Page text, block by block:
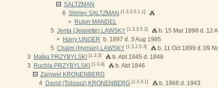
SALTZMAN
6 Shirley SALTZMAN [1.3.2.5.1.1]
+ Rubin MANDEL
5 Jenta (Jeanette) LAWSKY [1.3.2.5.2]
b. 15 Mar 1898 d. 12
+ Harry UNGER b. 1897 d. 3 Aug 1985
5 Chaim (Hyman) LAWSKY [1.3.2.5.3]
b. 11 Oct 1899 d. 09
3
Malka PRZYBYLSKI [1.3.3]
b. Abt 1845 d. 1848
3
Ruchla PRZYBYLSKI [1.3.4]
b. Abt 1846
Zajnwel KRONENBERG
4 David (Tobiasz) KRONENBERG [1.3.4.1]
b. 1866 d. 1943